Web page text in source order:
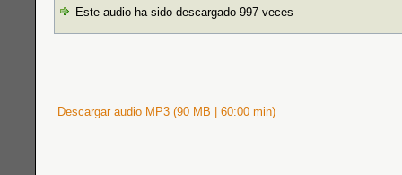
Este audio ha sido descargado 997 veces
Descargar audio MP3 (90 MB | 60:00 min)